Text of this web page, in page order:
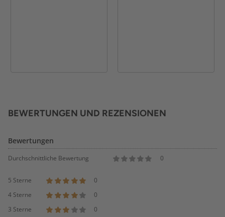
BEWERTUNGEN UND REZENSIONEN
Bewertungen
Durchschnittliche Bewertung 0
5 Sterne
0
4 Sterne
0
3 Sterne
0